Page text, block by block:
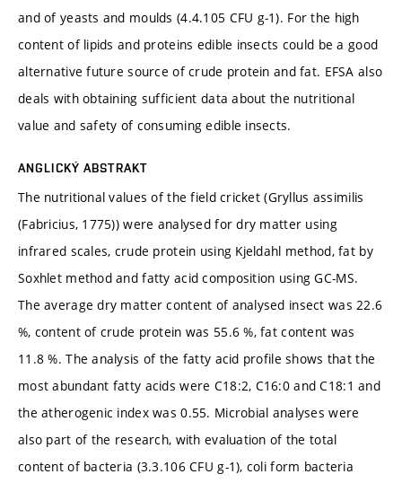
and of yeasts and moulds (4.4.105 CFU g‑1). For the high
content of lipids and proteins edible insects could be a good
alternative future source of crude protein and fat. EFSA also
deals with obtaining sufficient data about the nutritional
value and safety of consuming edible insects.
ANGLICKÝ ABSTRAKT
The nutritional values of the field cricket (Gryllus assimilis
(Fabricius, 1775)) were analysed for dry matter using
infrared scales, crude protein using Kjeldahl method, fat by
Soxhlet method and fatty acid composition using GC-MS.
The average dry matter content of analysed insect was 22.6
%, content of crude protein was 55.6 %, fat content was
11.8 %. The analysis of the fatty acid profile shows that the
most abundant fatty acids were C18:2, C16:0 and C18:1 and
the atherogenic index was 0.55. Microbial analyses were
also part of the research, with evaluation of the total
content of bacteria (3.3.106 CFU g-1), coli form bacteria